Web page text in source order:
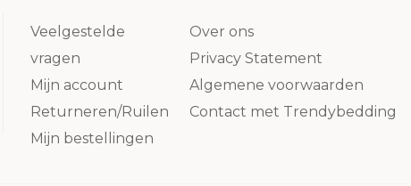
Veelgestelde
vragen
Mijn account
Returneren/Ruilen
Mijn bestellingen
Over ons
Privacy Statement
Algemene voorwaarden
Contact met Trendybedding